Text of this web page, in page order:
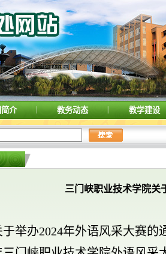
介 教务动态 教学建设
三门峡职业技术学院关
举办2024年外语风采大赛的